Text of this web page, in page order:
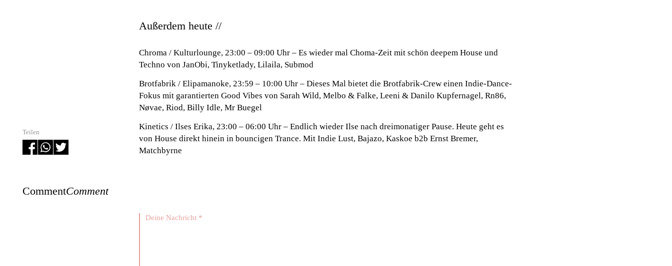
Teilen
Außerdem heute //
Chroma / Kulturlounge, 23:00 – 09:00 Uhr– Es wieder mal Choma-Zeit mit schön deepem House und
Techno von JanObi, Tinyketlady, Lilaila, Submod
Brotfabrik / Elipamanoke, 23:59 – 10:00 Uhr – Dieses Mal bietet die Brotfabrik-Crew einen Indie-Dance-
Fokus mit garantierten Good Vibes von Sarah Wild, Melbo & Falke, Leeni & Danilo Kupfernagel, Rn86,
Nøvae, Riod, Billy Idle, Mr Buegel
Kinetics / Ilses Erika, 23:00 – 06:00 Uhr – Endlich wieder Ilse nach dreimonatiger Pause. Heute geht es
von House direkt hinein in bouncigen Trance. Mit Indie Lust, Bajazo, Kaskoe b2b Ernst Bremer,
Matchbyrne
CommentComment